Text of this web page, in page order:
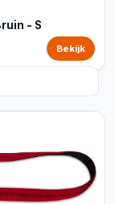
- S
Bekijk